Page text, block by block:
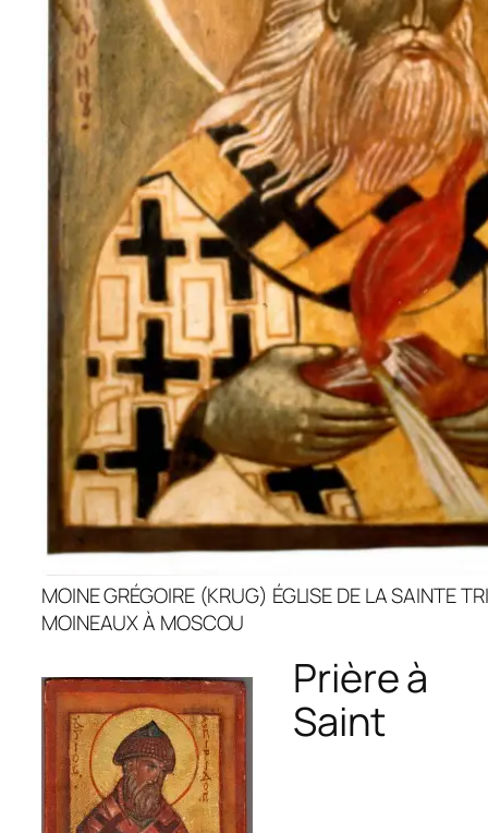
MOINE GRÉGOIRE (KRUG) ÉGLISE DE LA SAINTE
MOINEAUX À MOSCOU
Prière à
Saint